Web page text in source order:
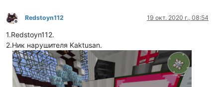
Не в сети
Redstoyn112 19 окт. 2020 г., 08:54
1.Redstoyn112.
2.Ник нарушителя Kaktusan.